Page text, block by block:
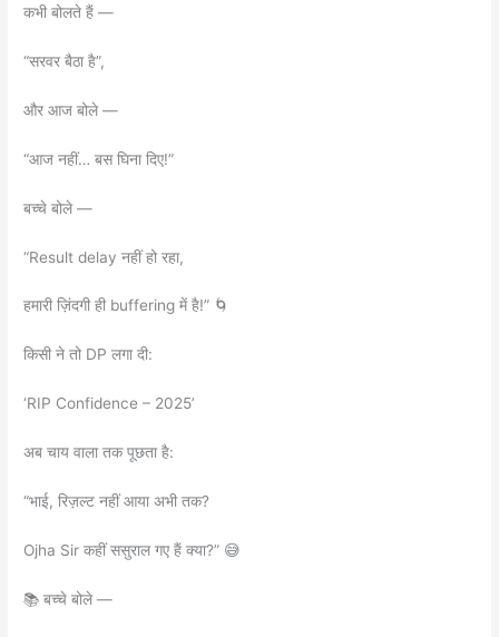
कभी बोलते हैं —
“सरवर बैठा है”,
और आज बोले —
“आज नहीं… बस घिना दिए!”
बच्चे बोले —
“Result delay नहीं हो रहा,
हमारी ज़िंदगी ही buffering में है!” 🌀
किसी ने तो DP लगा दी:
‘RIP Confidence – 2025’
अब चाय वाला तक पूछता है:
“भाई, रिज़ल्ट नहीं आया अभी तक?
Ojha Sir कहीं ससुराल गए हैं क्या?” 😅
📚 बच्चे बोले —